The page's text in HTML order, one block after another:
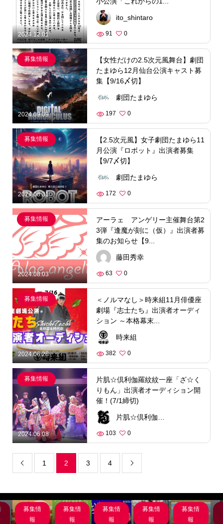
2024.12.01
ito_shintaro
91 0
2024.09.09
募集情報
【女性だけの2.5次元風舞台】劇団
たまゆら12月仙台公演キャスト募
集【9/16〆切】
劇団たまゆら
197 0
2024.08.31
募集情報
【2.5次元風】女子劇団たまゆら11
月公演『ロボット』出演者募集
【9/7〆切】
劇団たまゆら
172 0
2024.08.03
募集情報
アーラェ アンゲリー主催舞台第2
3弾『逢魔が刻に（仮）』出演者募
集のお知らせ【9...
藤田秀幸
63 0
2024.06.28
募集情報
＜ノルマなし＞時来組11月俳優座
劇場『志士たち』出演者オーディ
ション ～本格幕末...
時来組
382 0
2024.06.08
募集情報
片肌☆倶利伽羅紋紋一座「ざ☆く
りもん」出演者オーディション開
催！(7/1締切)
103 0
 1 2 3 4 
募集情
報
サブス
クシネ
募集情
報
名古屋
市文化
募集情
報
【関
西/舞
募集情
報
主演募
集‼サ
募集情
報
サブス
クシネ